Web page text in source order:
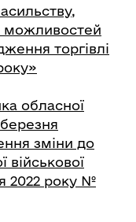
можливостей
торгівлі
обласної
березня
зміни до
військової
2022 року №